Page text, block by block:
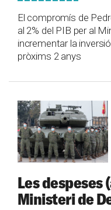
El compromís de
al 2% del PIB per al
incrementar la
pròxims 2 anys
Les despeses
Ministeri de